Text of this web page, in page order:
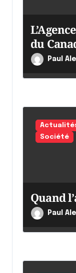
t
i
c
l
du
efforts
Paul
Société
Quand
Paul